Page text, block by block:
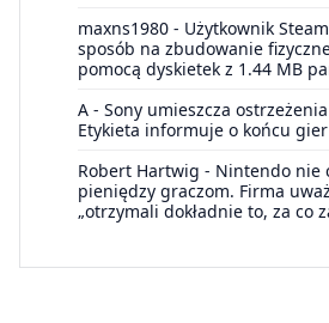
maxns1980 - Użytkownik
sposób na zbudowanie
pomocą dyskietek z 1.44 MB
A - Sony umieszcza
Etykieta informuje o końcu gier
Robert Hartwig - Nintendo nie
pieniędzy graczom. Firma
„otrzymali dokładnie to, za co